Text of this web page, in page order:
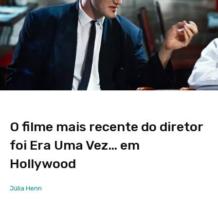
O filme mais recente do diretor
foi Era Uma Vez… em
Hollywood
Júlia Henn